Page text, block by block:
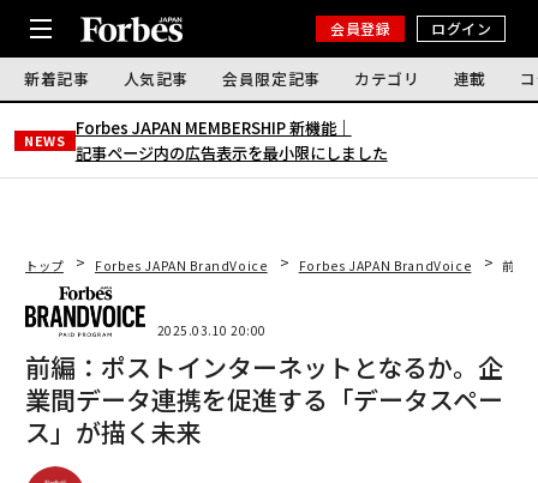
会員登録 ログイン
新着記事 人気記事 会員限定記事 カテゴリ 連載
NEWS
Forbes JAPAN MEMBERSHIP 新機能｜
記事ページ内の広告表示を最小限にしました
トップ Forbes JAPAN BrandVoice Forbes JAPAN BrandVoice 前編
2025.03.10 20:00
前編：ポストインターネットとなるか。企
業間データ連携を促進する「データスペー
ス」が描く未来